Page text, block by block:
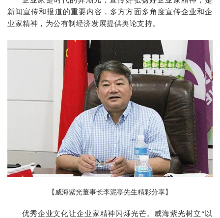
新闻宣传和报道的重要内容，多方方面多角度宣传企业和企
业家精神，为公有制经济发展提供舆论支持。
【威海紫光董事长李泥亭先生精彩分享】
优秀企业文化让企业家精神闪烁光芒。威海紫光树立“以